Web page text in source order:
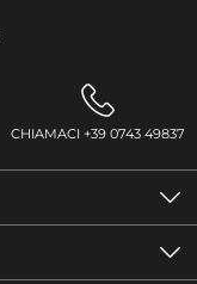
CHIAMACI +39 0743 49837